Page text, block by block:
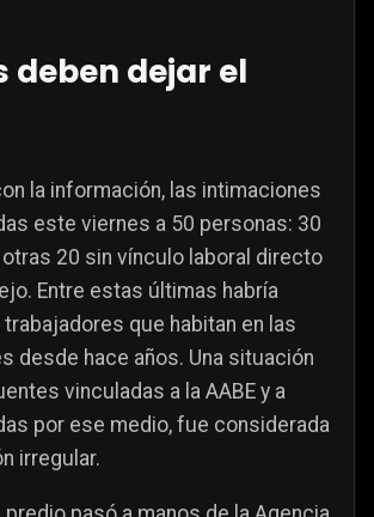
deben dejar el
la información, las intimaciones
este viernes a 50 personas: 30
20 sin vínculo laboral directo
Entre estas últimas habría
que habitan en las
desde hace años. Una situación
vinculadas a la AABE y a
por ese medio, fue considerada
irregular.